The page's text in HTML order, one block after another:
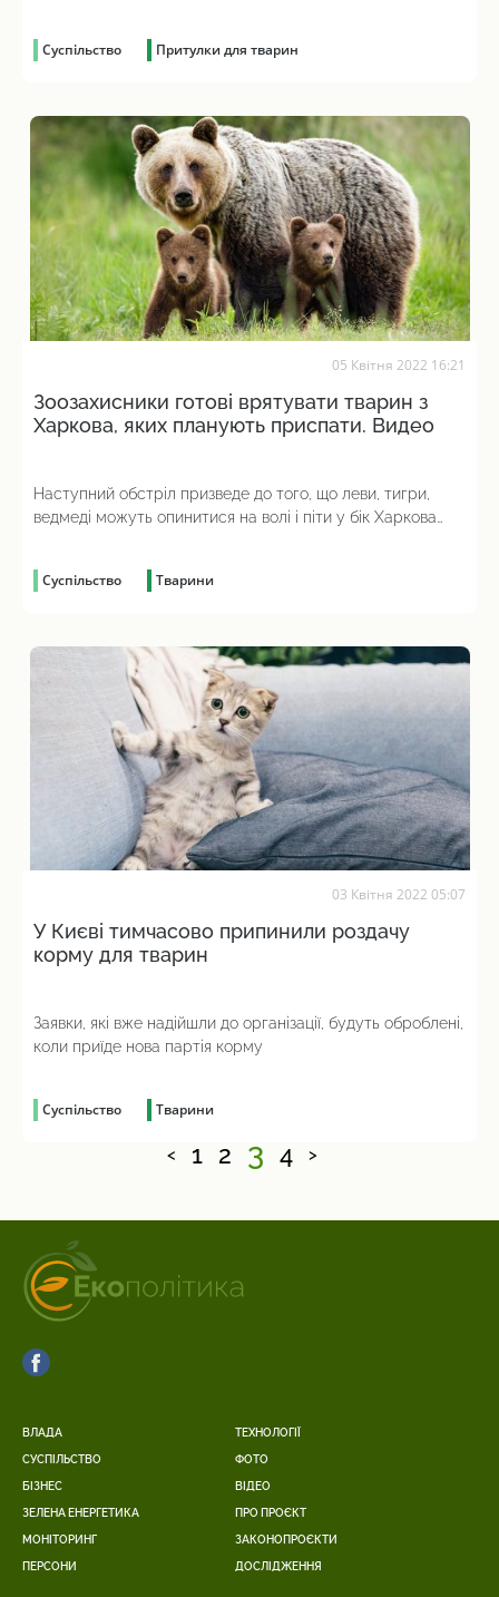
Суспільство Притулки для тварин
05 Квітня 2022 16:21
Зоозахисники готові врятувати тварин з
Харкова, яких планують приспати. Видео
Наступний обстріл призведе до того, що леви, тигри,
ведмеді можуть опинитися на волі і піти у бік Харкова
Суспільство Тварини
03 Квітня 2022 05:07
У Києві тимчасово припинили роздачу
корму для тварин
Заявки, які вже надійшли до організації, будуть оброблені,
коли приїде нова партія корму
Суспільство Тварини
< 1 2 3 4 >
ВЛАДА
СУСПІЛЬСТВО
БІЗНЕС
ЗЕЛЕНА ЕНЕРГЕТИКА
МОНІТОРИНГ
ПЕРСОНИ
ТЕХНОЛОГІЇ
ФОТО
ВІДЕО
ПРО ПРОЄКТ
ЗАКОНОПРОЄКТИ
ДОСЛІДЖЕННЯ